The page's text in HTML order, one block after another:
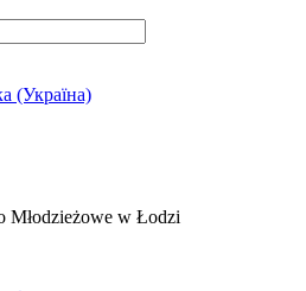
Młodzieżowe w Łodzi